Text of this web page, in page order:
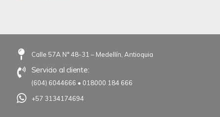
Calle 57A N° 48-31 – Medellín, Antioquia
Servicio al cliente:
(604) 6044666 • 018000 184 666
+57 3134174694